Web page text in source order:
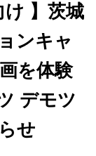
け 】茨城
ンキャ
を体験
デモツ
せ